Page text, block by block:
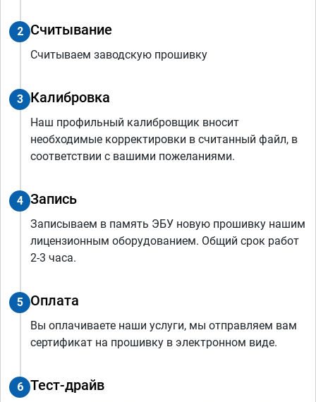
2 Считывание
Считываем заводскую прошивку
3 Калибровка
Наш профильный калибровщик вносит
необходимые корректировки в считанный файл, в
соответствии с вашими пожеланиями.
4 Запись
Записываем в память ЭБУ новую прошивку нашим
лицензионным оборудованием. Общий срок работ
2-3 часа.
5 Оплата
Вы оплачиваете наши услуги, мы отправляем вам
сертификат на прошивку в электронном виде.
6 Тест-драйв